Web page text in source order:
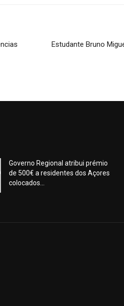
Estudante Bruno
Governo Regional atribui prémio
de 500€ a residentes dos Açores
colocados...